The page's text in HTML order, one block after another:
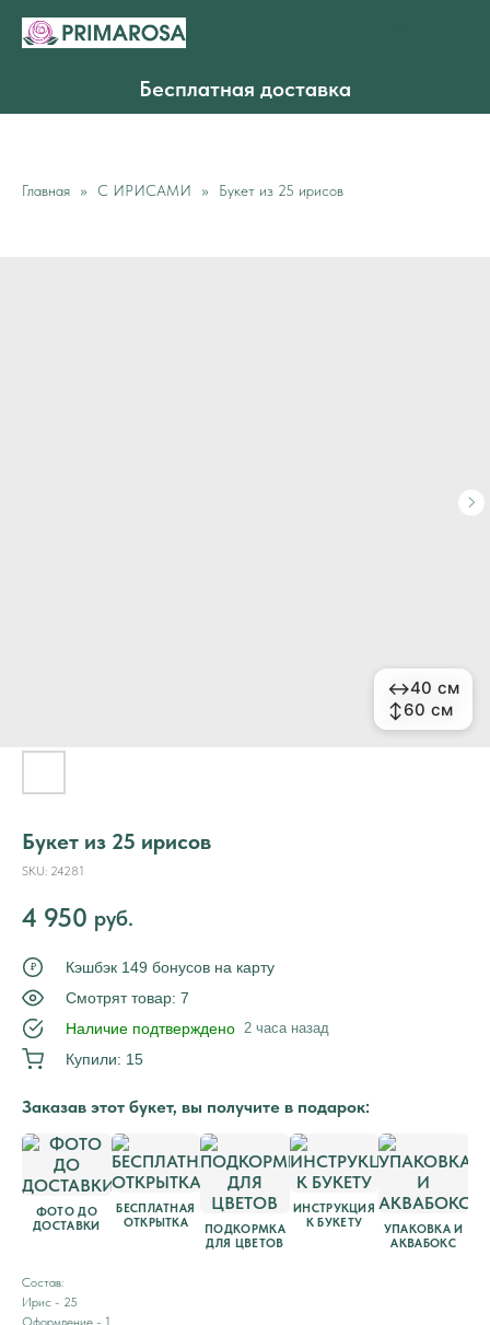
Бесплатная доставка
Главная С ИРИСАМИ Букет из 25 ирисов
↔40 см
↕60 см
↔40 см
↕60 см
Букет из 25 ирисов
SKU: 24281
4 950 руб.
₽
Кэшбэк 149 бонусов на карту
Смотрят товар: 7
Наличие подтверждено 2 часа назад
Купили: 15
Заказав этот букет, вы получите в подарок:
ФОТО ДО
ДОСТАВКИ
БЕСПЛАТНАЯ
ОТКРЫТКА
ПОДКОРМКА
ДЛЯ ЦВЕТОВ
ИНСТРУКЦИЯ
К БУКЕТУ
УПАКОВКА И
АКВАБОКС
Состав:
Ирис - 25
Оформление - 1